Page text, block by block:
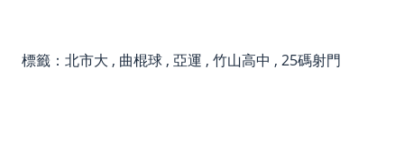
標籤： 北市大 , 曲棍球 , 亞運 , 竹山高中 , 25碼射門